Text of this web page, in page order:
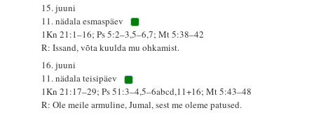
15. juuni
11. nädala esmaspäev
1Kn 21:1–16; Ps 5:2–3,5–6,7; Mt 5:38–42
R: Issand, võta kuulda mu ohkamist.
16. juuni
11. nädala teisipäev
1Kn 21:17–29; Ps 51:3–4,5–6abcd,11+16; Mt 5:43–48
R: Ole meile armuline, Jumal, sest me oleme patused.